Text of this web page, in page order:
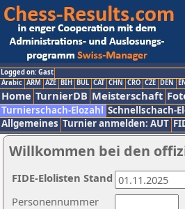
Logged on: Gast
Arabic ARM AZE BIH BUL CAT CHN CRO CZE DEN
Home TurnierDB Meisterschaft
Turnierschach-Elozahl Schnellschach-
Allgemeines Turnier anmelden: AUT
Willkommen bei den
Personennummer
FIDE-Elolisten Stand